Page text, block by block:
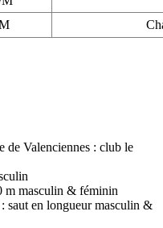
Valenciennes : club le
m masculin & féminin
saut en longueur masculin &